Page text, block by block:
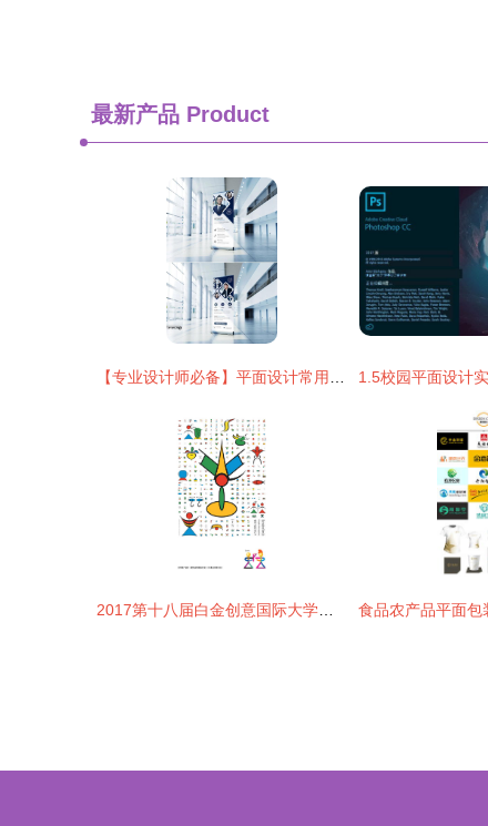
最新产品 Product